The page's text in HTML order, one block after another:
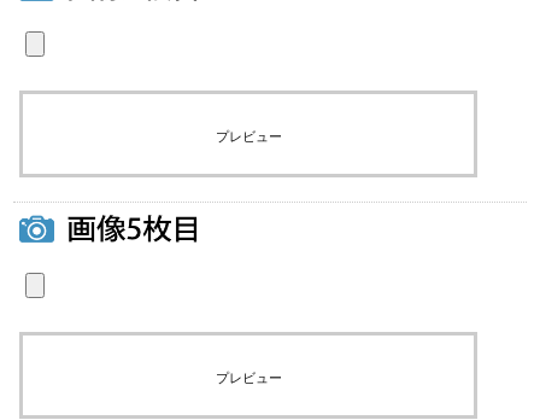
プレビュー
プレビュー